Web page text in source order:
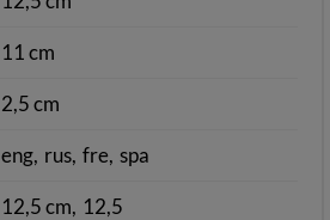
11 cm
2,5 cm
eng rus fre spa
12,5 cm 12,5